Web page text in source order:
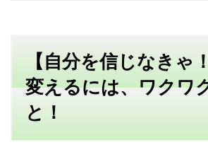
【自分を信じなきゃ
変えるには、ワクワ
と！